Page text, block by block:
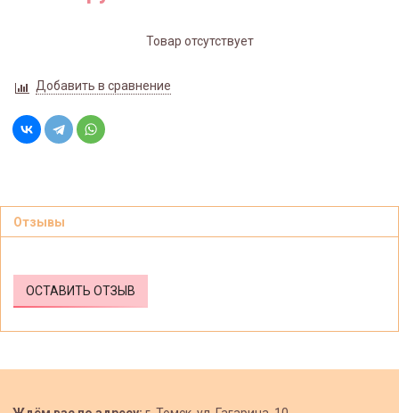
Товар отсутствует
Добавить в сравнение
Отзывы
ОСТАВИТЬ ОТЗЫВ